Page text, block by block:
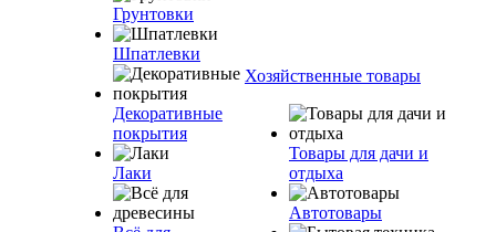
Грунтовки
Шпатлевки
Декоративные
покрытия
Лаки
Хозяйственные товары
Товары для дачи и
отдыха
Автотовары